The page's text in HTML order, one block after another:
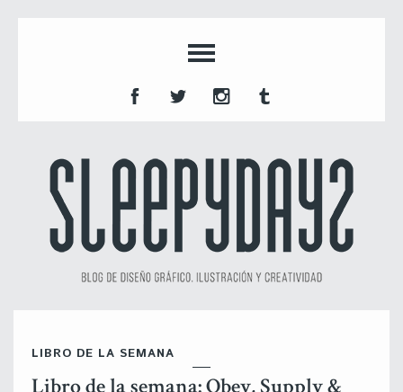
LIBRO DE LA SEMANA
Libro de la semana: Obey, Supply &